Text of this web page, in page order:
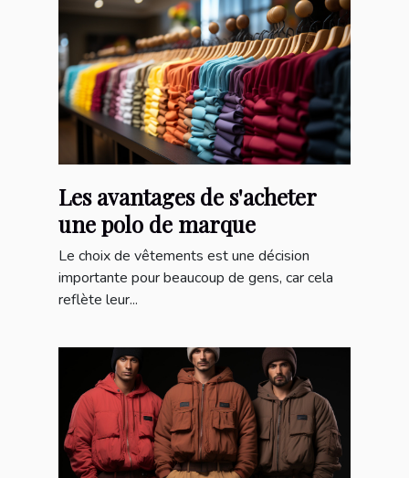
Les avantages de s'acheter
une polo de marque
Le choix de vêtements est une décision
importante pour beaucoup de gens, car cela
reflète leur...